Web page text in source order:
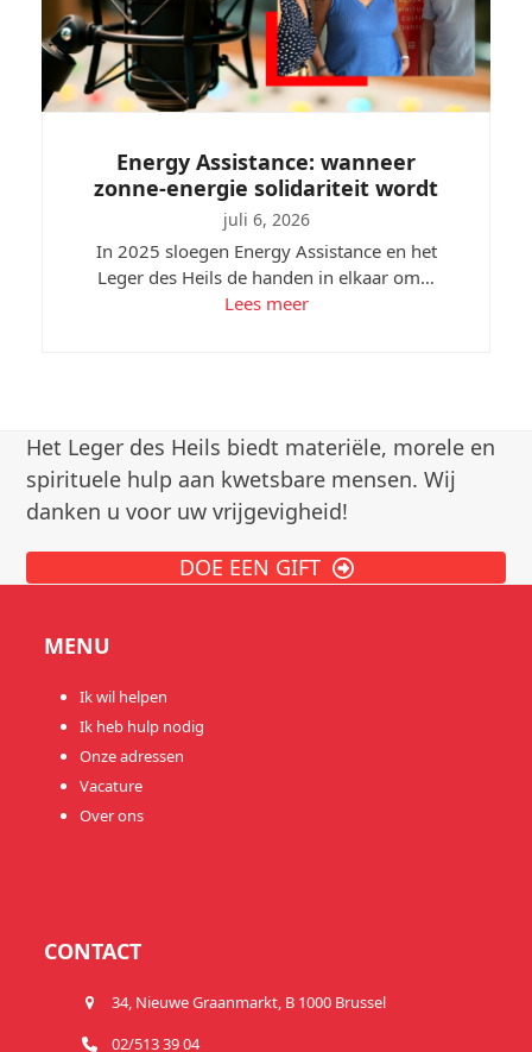
Energy Assistance: wanneer
zonne-energie solidariteit wordt
juli 6, 2026
In 2025 sloegen Energy Assistance en het
Leger des Heils de handen in elkaar om…
Lees meer
Het Leger des Heils biedt materiële, morele en
spirituele hulp aan kwetsbare mensen. Wij
danken u voor uw vrijgevigheid!
DOE EEN GIFT
MENU
Ik wil helpen
Ik heb hulp nodig
Onze adressen
Vacature
Over ons
CONTACT
34, Nieuwe Graanmarkt, B 1000 Brussel
02/513 39 04